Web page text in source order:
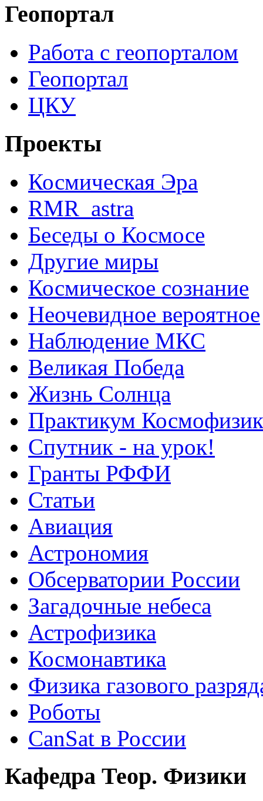
Геопортал
Работа с геопорталом
Геопортал
ЦКУ
Проекты
Космическая Эра
RMR_astra
Беседы о Космосе
Другие миры
Космическое сознание
Неочевидное вероятное
Наблюдение МКС
Великая Победа
Жизнь Солнца
Практикум
Спутник - на урок!
Гранты РФФИ
Статьи
Авиация
Астрономия
Обсерватории России
Загадочные небеса
Астрофизика
Космонавтика
Физика газового
Роботы
CanSat в России
Кафедра Теор. Физики